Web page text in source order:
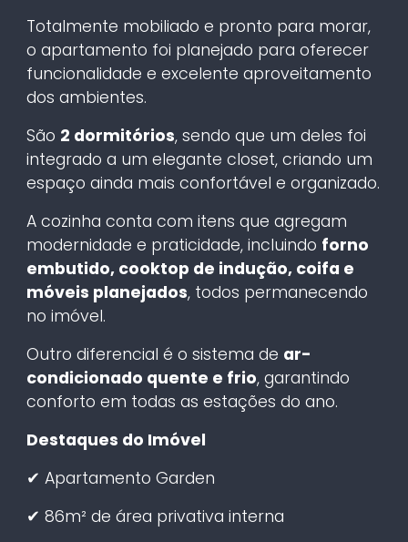
Totalmente mobiliado e pronto para morar,
o apartamento foi planejado para oferecer
funcionalidade e excelente aproveitamento
dos ambientes.
São 2 dormitórios, sendo que um deles foi
integrado a um elegante closet, criando um
espaço ainda mais confortável e organizado.
A cozinha conta com itens que agregam
modernidade e praticidade, incluindo forno
embutido, cooktop de indução, coifa e
móveis planejados, todos permanecendo
no imóvel.
Outro diferencial é o sistema de ar-
condicionado quente e frio, garantindo
conforto em todas as estações do ano.
Destaques do Imóvel
✔ Apartamento Garden
✔ 86m² de área privativa interna